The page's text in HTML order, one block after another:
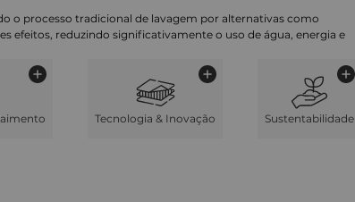
o processo tradicional de lavagem por alternativas como
efeitos, reduzindo significativamente o uso de água, energia e
Tecnologia & Inovação Sustentabilidade